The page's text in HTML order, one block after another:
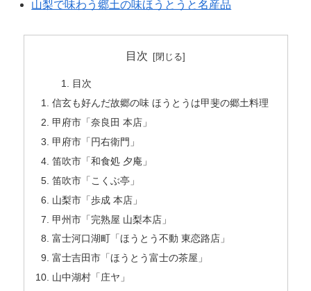
山梨で味わう郷土の味ほうとうと名産品
目次
目次
信玄も好んだ故郷の味 ほうとうは甲斐の郷土料理
甲府市「奈良田 本店」
甲府市「円右衛門」
笛吹市「和食処 夕庵」
笛吹市「こくぶ亭」
山梨市「歩成 本店」
甲州市「完熟屋 山梨本店」
富士河口湖町「ほうとう不動 東恋路店」
富士吉田市「ほうとう富士の茶屋」
山中湖村「庄ヤ」